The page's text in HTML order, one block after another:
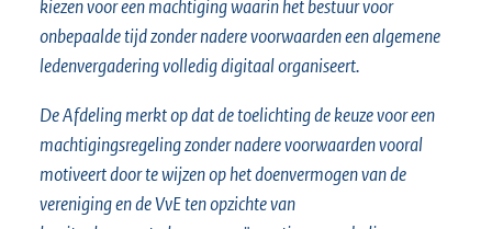
kiezen voor een machtiging waarin het bestuur voor
onbepaalde tijd zonder nadere voorwaarden een algemene
ledenvergadering volledig digitaal organiseert.
De Afdeling merkt op dat de toelichting de keuze voor een
machtigingsregeling zonder nadere voorwaarden vooral
motiveert door te wijzen op het doenvermogen van de
vereniging en de VvE ten opzichte van